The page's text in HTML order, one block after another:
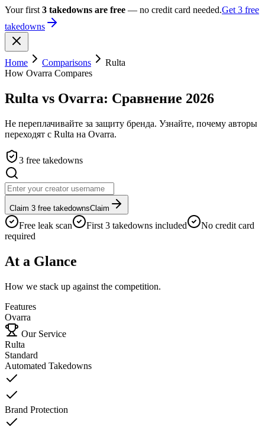
Your first 3 takedowns are free — no credit card needed.Get 3 free
takedowns
Home Comparisons
Rulta
How Ovarra Compares
Rulta vs Ovarra: Сравнение 2026
Не переплачивайте за защиту бренда. Узнайте, почему авторы
переходят с Rulta на Ovarra.
3 free takedowns
Claim 3 free takedownsClaim
Free leak scan First 3 takedowns included
No credit card
required
At a Glance
How we stack up against the competition.
Features
Ovarra
Our Service
Rulta
Standard
Automated Takedowns
Brand Protection